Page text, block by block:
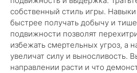
собственный стиль игры.
быстрее получать добычу и тише
подвижности позволят
избежать смертельных угроз, а
увеличат силу и выносливость.
направлении расти и что